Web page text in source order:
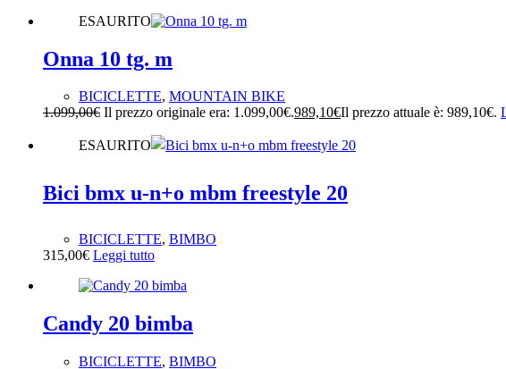
ESAURITO
Onna 10 tg. m
BICICLETTE, MOUNTAIN BIKE
1.099,00€ Il prezzo originale era: 1.099,00€.989,10€Il prezzo attuale è: 989,10€.
ESAURITO
Bici bmx u-n+o mbm freestyle 20
BICICLETTE, BIMBO
315,00€ Leggi tutto
Candy 20 bimba
BICICLETTE, BIMBO